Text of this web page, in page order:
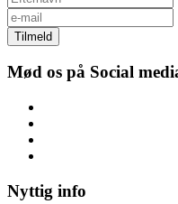
Tilmeld
Mød os på Social
Nyttig info